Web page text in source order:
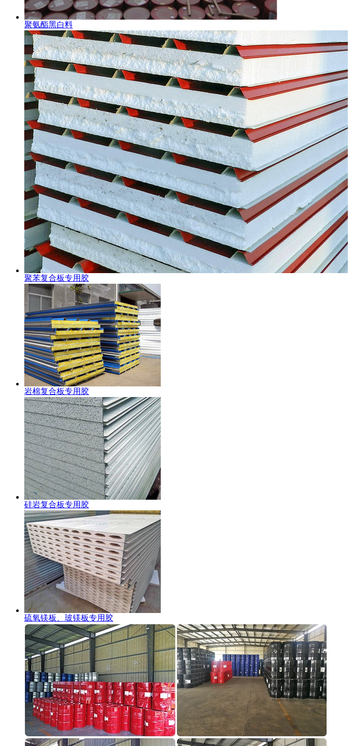
聚氨酯黑白料
聚苯复合板专用胶
岩棉复合板专用胶
硅岩复合板专用胶
硫氧镁板、玻镁板专用胶